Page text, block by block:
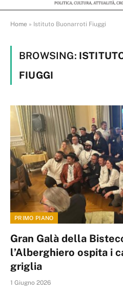
Home » Istituto Buonarroti Fiuggi
BROWSING:
FIUGGI
PRIMO PIANO
Gran Galà della
l’Alberghiero ospita i
griglia
1 Giugno 2026